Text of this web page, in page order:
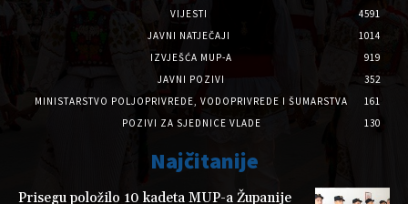
VIJESTI
4591
JAVNI NATJEČAJI
1014
IZVJEŠĆA MUP-A
919
JAVNI POZIVI
352
MINISTARSTVO POLJOPRIVREDE, VODOPRIVREDE I ŠUMARSTVA
161
POZIVI ZA SJEDNICE VLADE
130
Najčitanije
Prisegu položilo 10 kadeta MUP-a Županije